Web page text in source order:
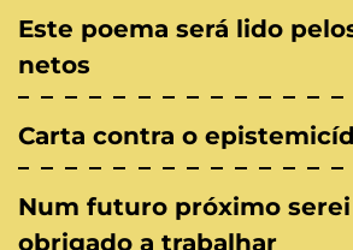
Este poema será lido
netos
Carta contra o
Num futuro próximo serei
obrigado a trabalhar